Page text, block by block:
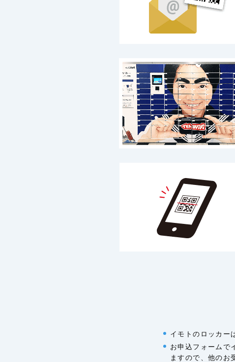
イモトのロッカー
お申込フォームで
ますので、他のお